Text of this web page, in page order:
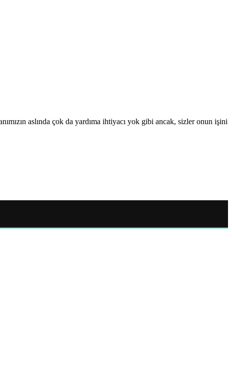
aslında çok da yardıma ihtiyacı yok gibi ancak, sizler onun işini